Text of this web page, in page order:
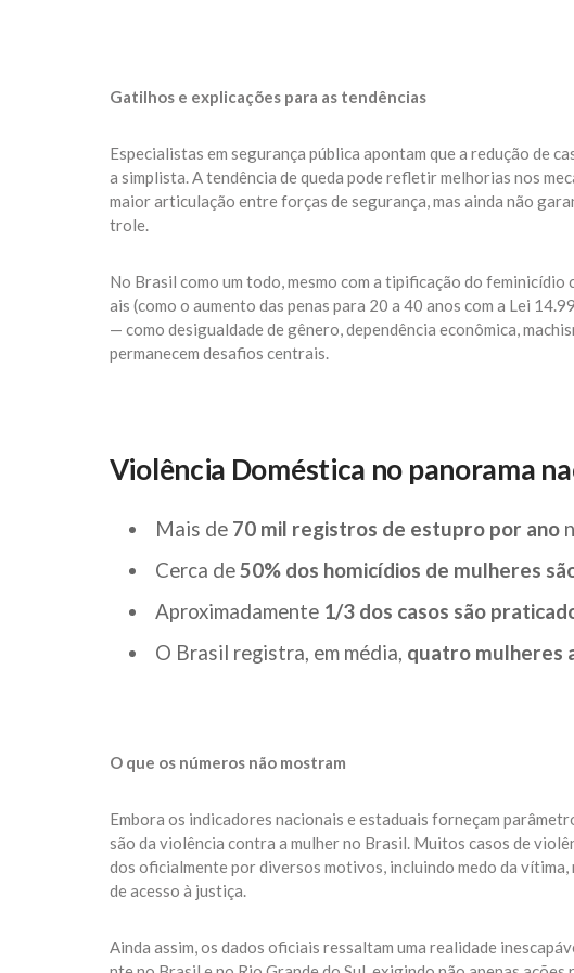
Gatilhos e explicações para as tendências
Especialistas em segurança pública apontam que a redução de
a simplista. A tendência de queda pode refletir melhorias nos
maior articulação entre forças de segurança, mas ainda não
trole.
No Brasil como um todo, mesmo com a tipificação do
ais (como o aumento das penas para 20 a 40 anos com a Lei
— como desigualdade de gênero, dependência econômica,
permanecem desafios centrais.
Violência Doméstica no panorama
Mais de 70 mil registros de estupro por ano
Cerca de50% dos homicídios de mulheres
Aproximadamente 1/3 dos casos são
O Brasil registra, em média, quatro mulheres
O que os números não mostram
Embora os indicadores nacionais e estaduais forneçam
são da violência contra a mulher no Brasil. Muitos casos de
dos oficialmente por diversos motivos, incluindo medo da
de acesso à justiça.
Ainda assim, os dados oficiais ressaltam uma realidade